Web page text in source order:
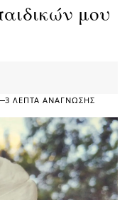
μου
3 ΛΕΠΤΆ ΑΝΆΓΝΩΣΗΣ